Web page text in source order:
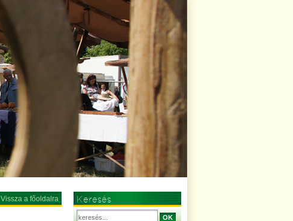
Vissza a főoldalra Keresés
OK